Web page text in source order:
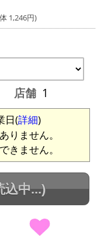
1,246円)
店舗 1
日(詳細)
りません。
きません。
込中...)